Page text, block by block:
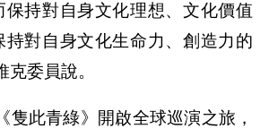
保持對自身文化理想、文化價值
持對自身文化生命力、創造力的
克委員說。
隻此青綠》開啟全球巡演之旅，